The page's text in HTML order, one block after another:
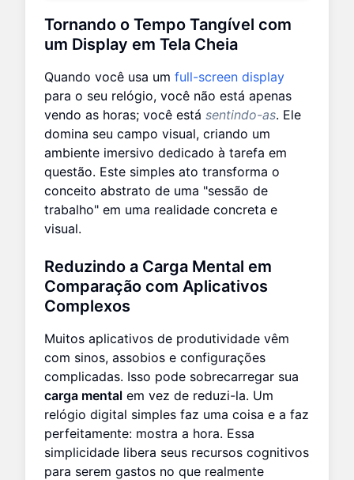
Tornando o Tempo Tangível com
um Display em Tela Cheia
Quando você usa um full-screen display
para o seu relógio, você não está apenas
vendo as horas; você está sentindo-as. Ele
domina seu campo visual, criando um
ambiente imersivo dedicado à tarefa em
questão. Este simples ato transforma o
conceito abstrato de uma "sessão de
trabalho" em uma realidade concreta e
visual.
Reduzindo a Carga Mental em
Comparação com Aplicativos
Complexos
Muitos aplicativos de produtividade vêm
com sinos, assobios e configurações
complicadas. Isso pode sobrecarregar sua
carga mental em vez de reduzi-la. Um
relógio digital simples faz uma coisa e a faz
perfeitamente: mostra a hora. Essa
simplicidade libera seus recursos cognitivos
para serem gastos no que realmente